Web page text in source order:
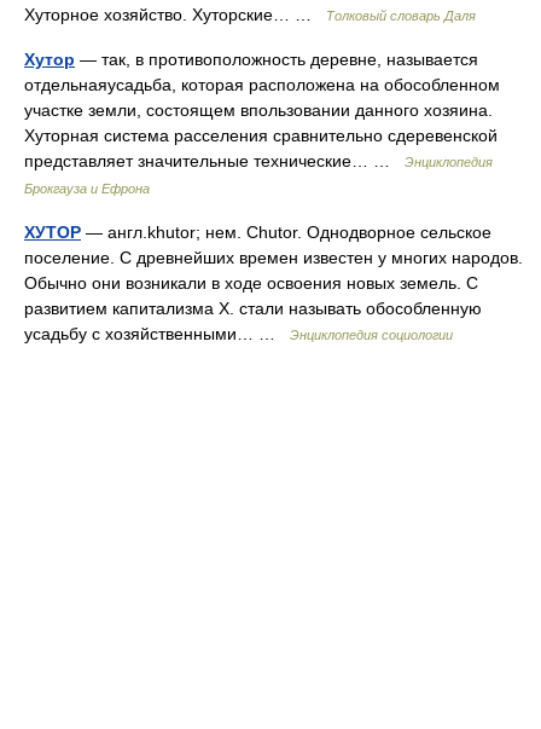
Хуторное хозяйство. Хуторские… …
Толковый словарь Даля
Хутор — так, в противоположность деревне, называется
отдельнаяусадьба, которая расположена на обособленном
участке земли, состоящем впользовании данного хозяина.
Хуторная система расселения сравнительно сдеревенской
представляет значительные технические… …
Энциклопедия
Брокгауза и Ефрона
ХУТОР — англ.khutor; нем. Chutor. Однодворное сельское
поселение. С древнейших времен известен у многих народов.
Обычно они возникали в ходе освоения новых земель. С
развитием капитализма X. стали называть обособленную
усадьбу с хозяйственными… …
Энциклопедия социологии